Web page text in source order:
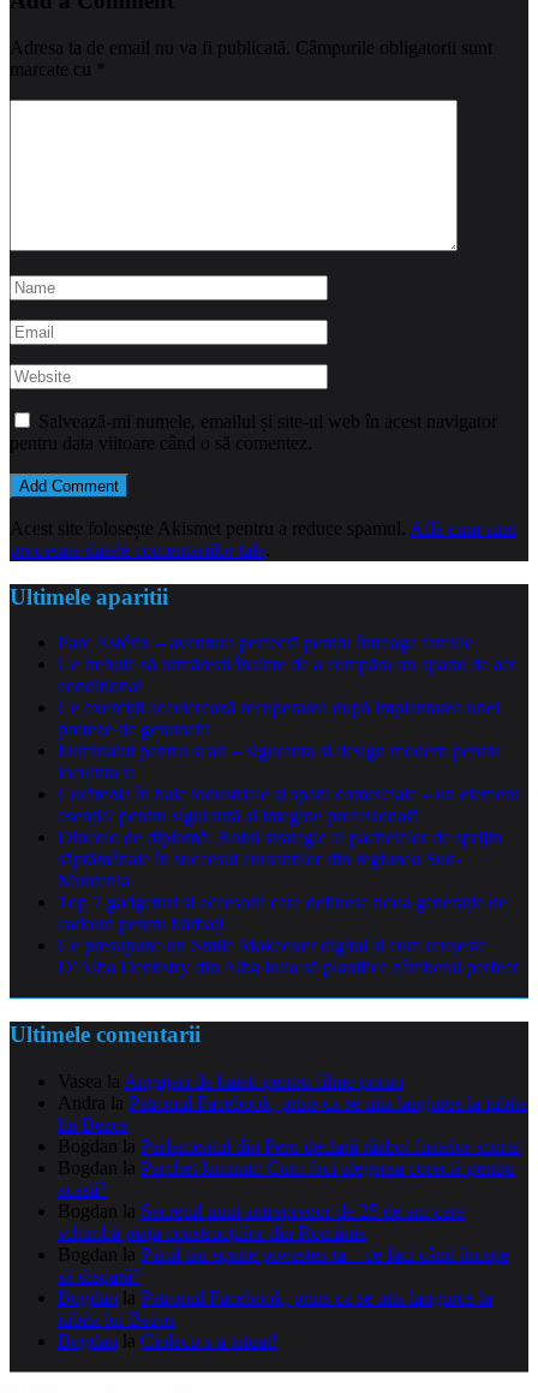
Adresa ta de email nu va fi publicată. Câmpurile obligatorii sunt
marcate cu
Salvează-mi numele, emailul și site-ul web în acest navigator
pentru data viitoare când o să comentez.
Acest site folosește Akismet pentru a reduce spamul. Află cum sunt
procesate datele comentariilor tale
Ultimele aparitii
Parc Astérix – aventura perfectă pentru întreaga familie
Ce trebuie să urmărești înainte de a cumpăra un aparat de aer
condiționat
Ce exerciții accelerează recuperarea după implantarea unei
proteze de genunchi
Iluminatul pentru scari – siguranta si design modern pentru
locuinta ta
Curățenia în hale industriale și spații comerciale – un element
esențial pentru siguranță și imagine profesională
Dincolo de diplomă: Rolul strategic al pachetelor de sprijin
săptămânale în succesul cursanților din regiunea Sud-
Muntenia
Top 7 gadgeturi și accesorii care definesc noua generație de
cadouri pentru bărbați
Ce presupune un Smile Makeover digital și cum reușește
D’Alba Dentistry din Alba Iulia să planifice zâmbetul perfect
Ultimele comentarii
Vasea la Angajari de baieti pentru filme porno
Andra la Patronul Facebook, prins ca se uita languros la iubita
lui Bezos
Bogdan la Parlamentul din Peru declară război fustelor scurte
Bogdan la Parchet laminat: Cum faci alegerea corectă pentru
acasă?
Bogdan la Secretul unui antreprenor de 25 de ani care
schimbă piața construcțiilor din România
Bogdan la Părul tău spune povestea ta – ce faci când începe
să dispară?
Bogdan la Patronul Facebook, prins ca se uita languros la
iubita lui Bezos
Bogdan la Ciolacu s-a tatuat!